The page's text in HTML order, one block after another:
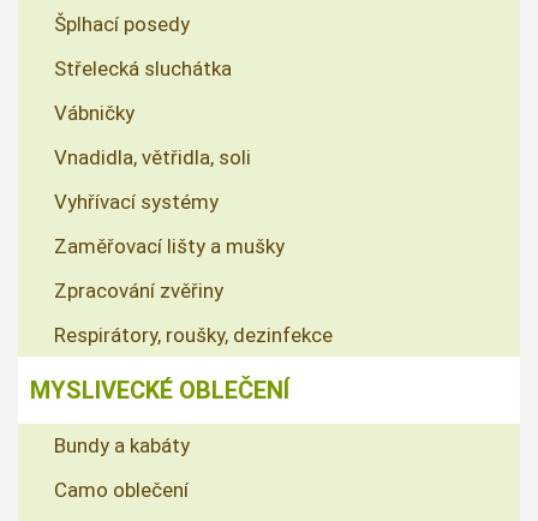
Šplhací posedy
Střelecká sluchátka
Vábničky
Vnadidla, větřidla, soli
Vyhřívací systémy
Zaměřovací lišty a mušky
Zpracování zvěřiny
Respirátory, roušky, dezinfekce
MYSLIVECKÉ OBLEČENÍ
Bundy a kabáty
Camo oblečení